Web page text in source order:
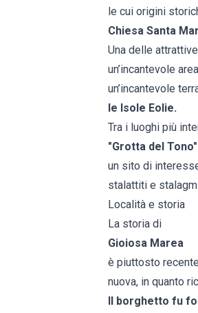
le cui origini
Chiesa Santa
Una delle
un’incantevole
un’incantevole
le Isole Eolie.
Tra i luoghi più
"Grotta del
un sito di
stalattiti e
Località e storia
La storia di
Gioiosa Marea
è piuttosto
nuova, in quanto
Il borghetto fu